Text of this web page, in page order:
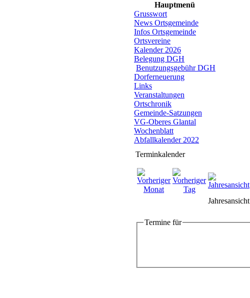
Hauptmenü
Grusswort
News Ortsgemeinde
Infos Ortsgemeinde
Ortsvereine
Kalender 2026
Belegung DGH
Benutzungsgebühr DGH
Dorferneuerung
Links
Veranstaltungen
Ortschronik
Gemeinde-Satzungen
VG-Oberes Glantal
Wochenblatt
Abfallkalender 2022
Terminkalender
Jahresansicht
Termine für